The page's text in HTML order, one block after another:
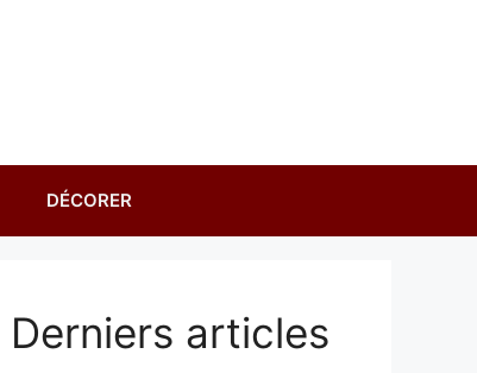
DÉCORER
Derniers articles